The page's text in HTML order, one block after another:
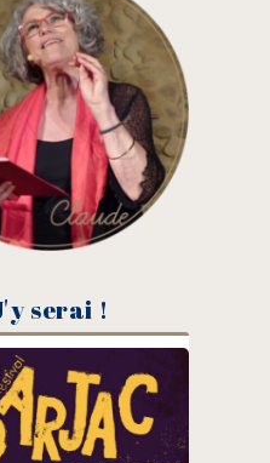
serai !